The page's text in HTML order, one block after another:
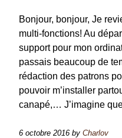
Bonjour, bonjour, Je
multi-fonctions! Au
support pour mon
passais beaucoup de
rédaction des patrons
pouvoir m’installer
canapé,… J’imagine
6 octobre 2016 by Charlov